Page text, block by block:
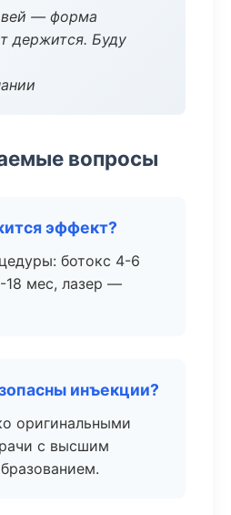
— форма
держится. Буду
вопросы
эффект?
ботокс 4-6
мес, лазер —
инъекции?
оригинальными
с высшим